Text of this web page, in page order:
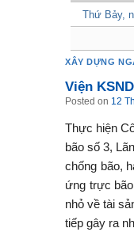
Thứ Bảy,
XÂY DỰNG
Viện
Posted on 12
Thực hiện
bão số 3,
chống bão,
ứng trực
nhỏ về tài
tiếp gây ra